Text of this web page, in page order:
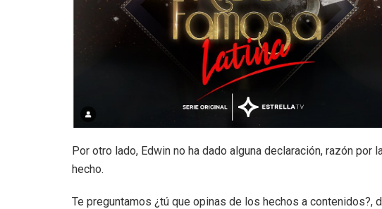
Por otro lado, Edwin no ha dado alguna declaración, razón por
hecho.
Te preguntamos ¿tú que opinas de los hechos a contenidos?,